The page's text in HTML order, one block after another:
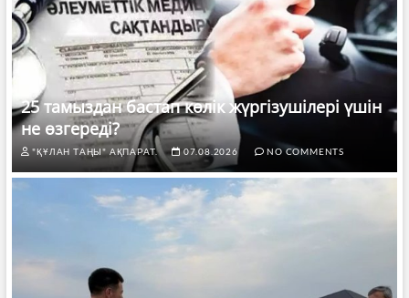
25 тамыздан бастап көлік жүргізушілері үшін
не өзгереді?
"ҚҰЛАН ТАҢЫ" АҚПАРАТ. 07.08.2026 NO COMMENTS